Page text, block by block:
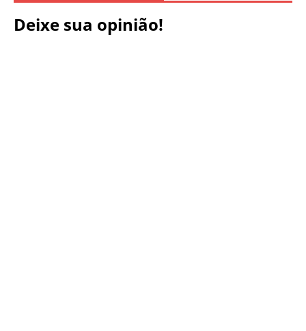
Deixe sua opinião!